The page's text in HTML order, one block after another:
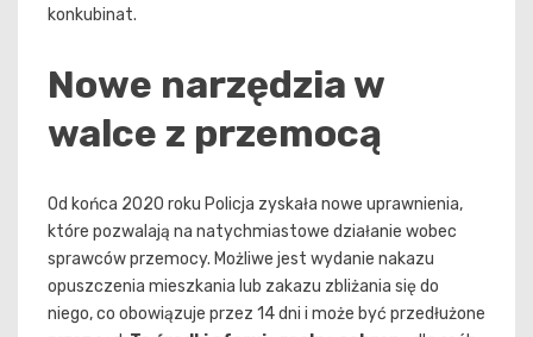
konkubinat.
Nowe narzędzia w
walce z przemocą
Od końca 2020 roku Policja zyskała nowe uprawnienia,
które pozwalają na natychmiastowe działanie wobec
sprawców przemocy. Możliwe jest wydanie nakazu
opuszczenia mieszkania lub zakazu zbliżania się do
niego, co obowiązuje przez 14 dni i może być przedłużone